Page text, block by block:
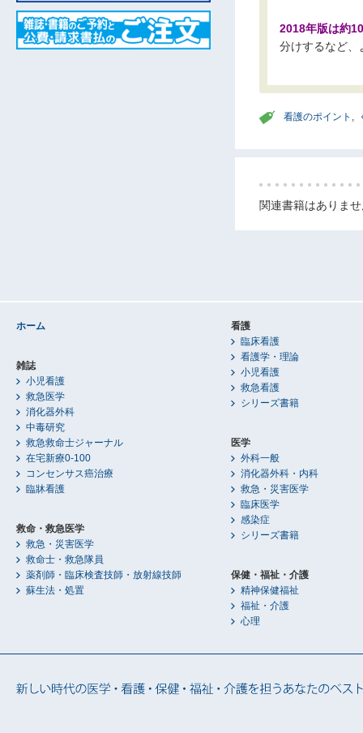
2018年版は約
分けするなど、
看護のポイント ,
関連書籍はありま
ホーム
雑誌
小児看護
救急医学
消化器外科
中毒研究
救急救命士ジャーナル
在宅新療0-100
コンセンサス癌治療
臨牀看護
救命・救急医学
救急・災害医学
救命士・救急隊員
薬剤師・臨床検査技師・放射線技師
蘇生法・処置
看護
臨床看護
看護学・理論
小児看護
救急看護
シリーズ書籍
医学
外科一般
消化器外科・内科
救急・災害医学
臨床医学
感染症
シリーズ書籍
保健・福祉・介護
精神保健福祉
福祉・介護
心理